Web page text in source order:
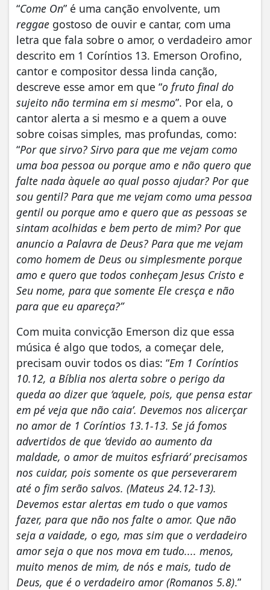
“Come On” é uma canção envolvente, um
reggae gostoso de ouvir e cantar, com uma
letra que fala sobre o amor, o verdadeiro amor
descrito em 1 Coríntios 13. Emerson Orofino,
cantor e compositor dessa linda canção,
descreve esse amor em que “o fruto final do
sujeito não termina em si mesmo”. Por ela, o
cantor alerta a si mesmo e a quem a ouve
sobre coisas simples, mas profundas, como:
“Por que sirvo? Sirvo para que me vejam como
uma boa pessoa ou porque amo e não quero que
falte nada àquele ao qual posso ajudar? Por que
sou gentil? Para que me vejam como uma pessoa
gentil ou porque amo e quero que as pessoas se
sintam acolhidas e bem perto de mim? Por que
anuncio a Palavra de Deus? Para que me vejam
como homem de Deus ou simplesmente porque
amo e quero que todos conheçam Jesus Cristo e
Seu nome, para que somente Ele cresça e não
para que eu apareça?”
Com muita convicção Emerson diz que essa
música é algo que todos, a começar dele,
precisam ouvir todos os dias: “Em 1 Coríntios
10.12, a Bíblia nos alerta sobre o perigo da
queda ao dizer que ‘aquele, pois, que pensa estar
em pé veja que não caia’. Devemos nos alicerçar
no amor de 1 Coríntios 13.1-13. Se já fomos
advertidos de que ‘devido ao aumento da
maldade, o amor de muitos esfriará’ precisamos
nos cuidar, pois somente os que perseverarem
até o fim serão salvos. (Mateus 24.12-13).
Devemos estar alertas em tudo o que vamos
fazer, para que não nos falte o amor. Que não
seja a vaidade, o ego, mas sim que o verdadeiro
amor seja o que nos mova em tudo.... menos,
muito menos de mim, de nós e mais, tudo de
Deus, que é o verdadeiro amor (Romanos 5.8).”